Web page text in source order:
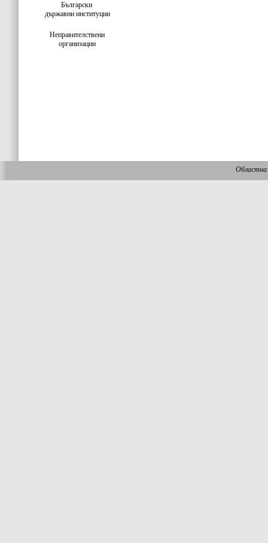
Български
държавни институции
Неправителствени
организации
Областна